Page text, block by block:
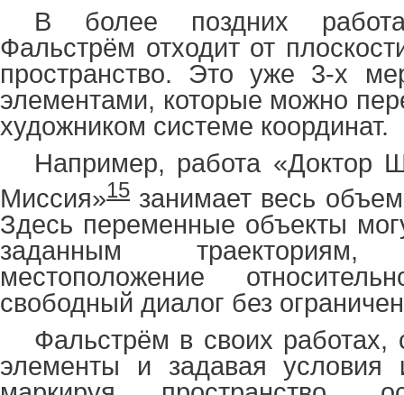
В более поздних
Фальстрём отходит от
пространство. Это уже 3-х
элементами, которые можно
художником системе координат.
Например, работа «Доктор
Миссия»15 занимает весь
Здесь переменные объекты
заданным
местоположение
свободный диалог без
Фальстрём в своих работах,
элементы и задавая условия